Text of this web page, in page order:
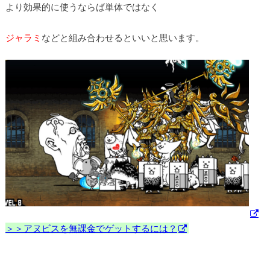
より効果的に使うならば単体ではなく
ジャラミ などと組み合わせるといいと思います。
＞＞アヌビスを無課金でゲットするには？